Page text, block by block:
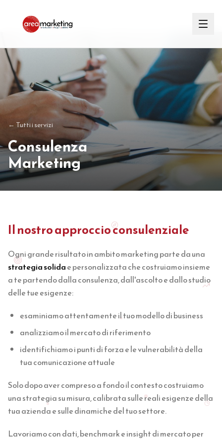
← Tutti i servizi
Consulenza
Marketing
Il nostro approccio consulenziale
Ogni grande risultato in ambito marketing parte da una
strategia solidae personalizzata che costruiamo insieme
a te partendo dalla consulenza, dall'ascolto e dallo studio
delle tue esigenze:
esaminiamo attentamente il tuo modello di business
analizziamo il mercato di riferimento
identifichiamo i punti di forza e le vulnerabilità della
tua comunicazione attuale
Solo dopo aver compreso a fondo il contesto costruiamo
una strategia su misura, calibrata sulle reali esigenze della
tua azienda e sulle dinamiche del tuo settore.
Lavoriamo con dati, benchmark e insight di mercato per